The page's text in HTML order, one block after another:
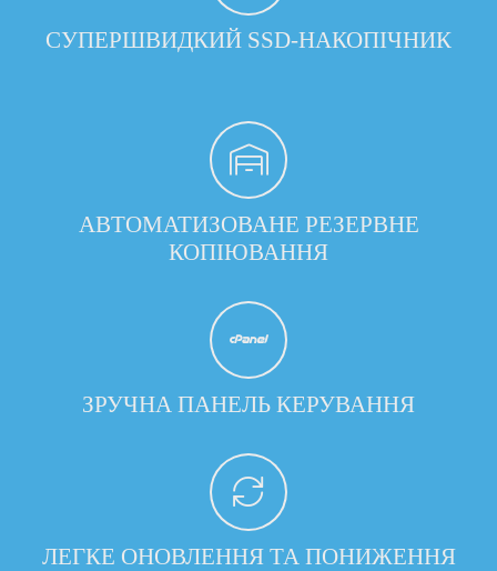
СУПЕРШВИДКИЙ SSD-НАКОПІЧНИК
АВТОМАТИЗОВАНЕ РЕЗЕРВНЕ
КОПІЮВАННЯ
ЗРУЧНА ПАНЕЛЬ КЕРУВАННЯ
ЛЕГКЕ ОНОВЛЕННЯ ТА ПОНИЖЕННЯ